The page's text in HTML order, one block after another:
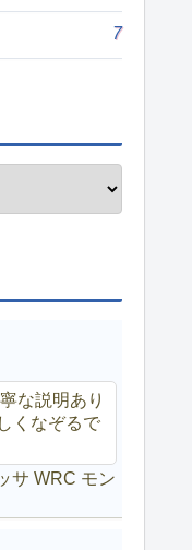
7
な説明あり
くなぞるで
サ WRC モン